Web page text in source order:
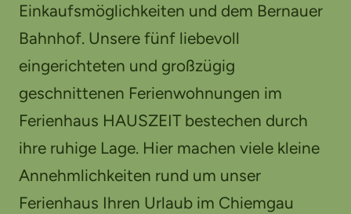
Einkaufsmöglichkeiten und dem Bernauer
Bahnhof. Unsere fünf liebevoll
eingerichteten und großzügig
geschnittenen Ferienwohnungen im
Ferienhaus HAUSZEIT bestechen durch
ihre ruhige Lage. Hier machen viele kleine
Annehmlichkeiten rund um unser
Ferienhaus Ihren Urlaub im Chiemgau